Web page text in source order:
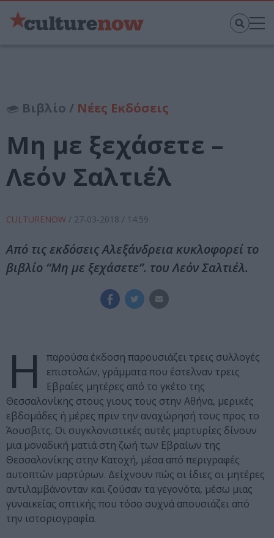
Βιβλίο / Νέες Εκδόσεις
Μη με ξεχάσετε –
Λεόν Σαλτιέλ
CULTURENOW / 27-03-2018 / 14:59
Από τις εκδόσεις Αλεξάνδρεια κυκλοφορεί το
βιβλίο “Μη με ξεχάσετε”. του Λεόν Σαλτιέλ.
Η
παρούσα έκδοση παρουσιάζει τρεις συλλογές
επιστολών, γράμματα που έστελναν τρεις
Εβραίες μητέρες από το γκέτο της
Θεσσαλονίκης στους γιους τους στην Αθήνα, μερικές
εβδομάδες ή μέρες πριν την αναχώρησή τους προς το
Άουσβιτς. Οι συγκλονιστικές αυτές μαρτυρίες δίνουν
μια μοναδική ματιά στη ζωή των Εβραίων της
Θεσσαλονίκης στην Κατοχή, μέσα από περιγραφές
αυτοπτών μαρτύρων. Δείχνουν πώς οι ίδιες οι μητέρες
αντιλαμβάνονταν και ζούσαν τα γεγονότα, μέσω μιας
γυναικείας οπτικής που τόσο συχνά απουσιάζει από
την ιστοριογραφία.